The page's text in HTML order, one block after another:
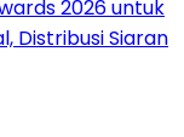
2026 untuk
Distribusi Siaran